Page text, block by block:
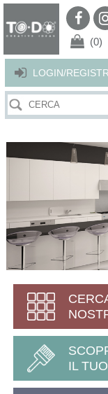
Per offrirti il
Continuando la
LOGIN/
(0)
IL